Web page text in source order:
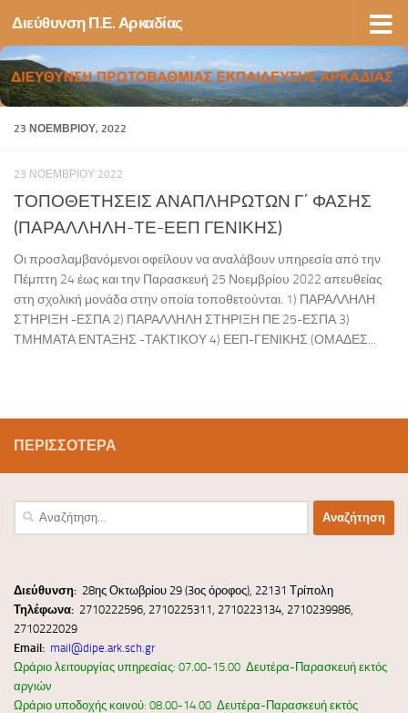
Skip to content
Διεύθυνση Π.Ε. Αρκαδίας
23 ΝΟΕΜΒΡΊΟΥ, 2022
23 ΝΟΕΜΒΡΊΟΥ 2022
ΤΟΠΟΘΕΤΗΣΕΙΣ ΑΝΑΠΛΗΡΩΤΩΝ Γ΄ ΦΑΣΗΣ
(ΠΑΡΑΛΛΗΛΗ-ΤΕ-ΕΕΠ ΓΕΝΙΚΗΣ)
Οι προσλαμβανόμενοι οφείλουν να αναλάβουν υπηρεσία από την
Πέμπτη 24 έως και την Παρασκευή 25 Νοεμβρίου 2022 απευθείας
στη σχολική μονάδα στην οποία τοποθετούνται. 1) ΠΑΡΑΛΛΗΛΗ
ΣΤΗΡΙΞΗ -ΕΣΠΑ 2) ΠΑΡΑΛΛΗΛΗ ΣΤΗΡΙΞΗ ΠΕ 25-ΕΣΠΑ 3)
ΤΜΗΜΑΤΑ ΕΝΤΑΞΗΣ -ΤΑΚΤΙΚΟΥ 4) ΕΕΠ-ΓΕΝΙΚΗΣ (ΟΜΑΔΕΣ...
ΠΕΡΙΣΣΌΤΕΡΑ
Αναζήτηση
Διεύθυνση: 28ης Οκτωβρίου 29 (3ος όροφος), 22131 Τρίπολη
Τηλέφωνα: 2710222596, 2710225311, 2710223134, 2710239986,
2710222029
Email: mail@dipe.ark.sch.gr
Ωράριο λειτουργίας υπηρεσίας: 07.00-15.00 Δευτέρα-Παρασκευή εκτός
αργιών
Ωράριο υποδοχής κοινού: 08.00-14.00 Δευτέρα-Παρασκευή εκτός